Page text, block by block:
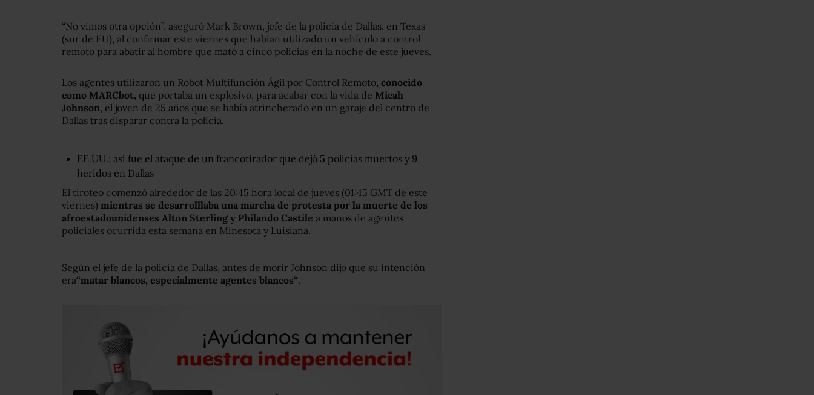
“No vimos otra opción”, aseguró Mark Brown, jefe de la policía de Dallas, en Texas
(sur de EU), al confirmar este viernes que habían utilizado un vehículo a control
remoto para abatir al hombre que mató a cinco policías en la noche de este jueves.
Los agentes utilizaron un Robot Multifunción Ágil por Control Remoto, conocido
como MARCbot, que portaba un explosivo, para acabar con la vida de Micah
Johnson, el joven de 25 años que se había atrincherado en un garaje del centro de
Dallas tras disparar contra la policía.
EE.UU.: así fue el ataque de un francotirador que dejó 5 policías muertos y 9
heridos en Dallas
El tiroteo comenzó alrededor de las 20:45 hora local de jueves (01:45 GMT de este
viernes) mientras se desarrolllaba una marcha de protesta por la muerte de los
afroestadounidenses Alton Sterling y Philando Castile a manos de agentes
policiales ocurrida esta semana en Minesota y Luisiana.
Según el jefe de la policía de Dallas, antes de morir Johnson dijo que su intención
era“matar blancos, especialmente agentes blancos“.